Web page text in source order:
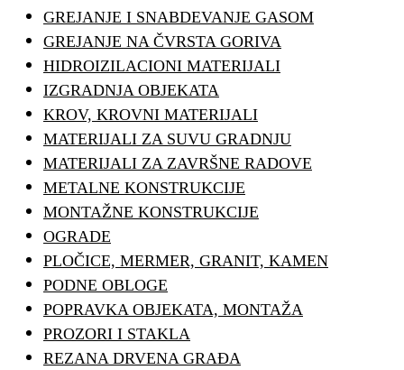
GREJANJE I SNABDEVANJE GASOM
GREJANJE NA ČVRSTA GORIVA
HIDROIZILACIONI MATERIJALI
IZGRADNJA OBJEKATA
KROV, KROVNI MATERIJALI
MATERIJALI ZA SUVU GRADNJU
MATERIJALI ZA ZAVRŠNE RADOVE
METALNE KONSTRUKCIJE
MONTAŽNE KONSTRUKCIJE
OGRADE
PLOČICE, MERMER, GRANIT, KAMEN
PODNE OBLOGE
POPRAVKA OBJEKATA, MONTAŽA
PROZORI I STAKLA
REZANA DRVENA GRAĐA